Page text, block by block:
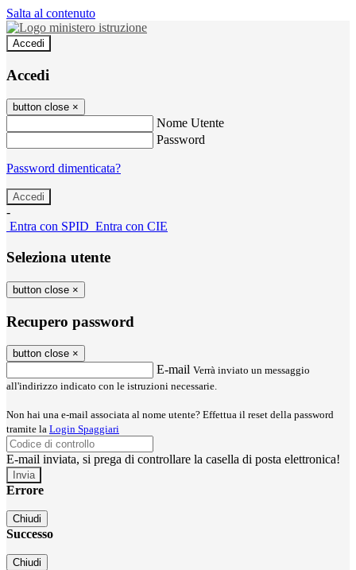
Salta al contenuto
Accedi
Accedi
button close ×
Nome Utente
Password
Password dimenticata?
-
Entra con SPID Entra con CIE
Seleziona utente
button close ×
Recupero password
button close ×
E-mail Verrà inviato un messaggio
all'indirizzo indicato con le istruzioni necessarie.
Non hai una e-mail associata al nome utente? Effettua il reset della password
tramite la Login Spaggiari
E-mail inviata, si prega di controllare la casella di posta elettronica!
Errore
Chiudi
Successo
Chiudi